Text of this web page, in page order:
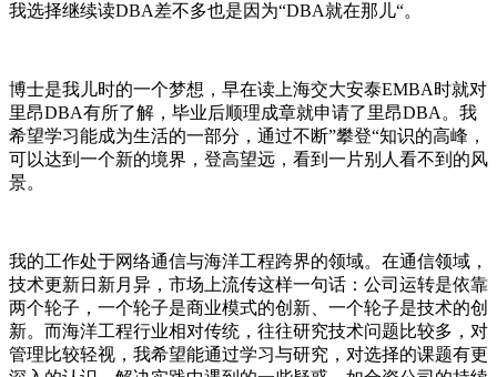
我选择继续读DBA差不多也是因为“DBA就在那儿“。
博士是我儿时的一个梦想，早在读上海交大安泰EMBA时就对
里昂DBA有所了解，毕业后顺理成章就申请了里昂DBA。我
希望学习能成为生活的一部分，通过不断”攀登“知识的高峰，
可以达到一个新的境界，登高望远，看到一片别人看不到的风
景。
我的工作处于网络通信与海洋工程跨界的领域。在通信领域，
技术更新日新月异，市场上流传这样一句话：公司运转是依靠
两个轮子，一个轮子是商业模式的创新、一个轮子是技术的创
新。而海洋工程行业相对传统，往往研究技术问题比较多，对
管理比较轻视，我希望能通过学习与研究，对选择的课题有更